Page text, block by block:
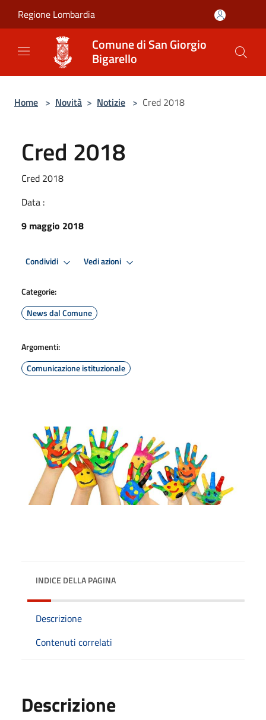
Regione Lombardia
Comune di San Giorgio
Bigarello
Home > Novità > Notizie > Cred 2018
Cred 2018
Cred 2018
Data :
9 maggio 2018
Condividi Vedi azioni
Categorie:
News dal Comune
Argomenti:
Comunicazione istituzionale
INDICE DELLA PAGINA
Descrizione
Contenuti correlati
Descrizione